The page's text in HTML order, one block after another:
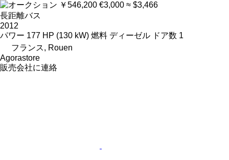
￥546,200 €3,000 ≈ $3,466
長距離バス
2012
パワー 177 HP (130 kW) 燃料 ディーゼル ドア数 1
フランス, Rouen
Agorastore
販売会社に連絡